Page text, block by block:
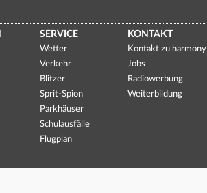
SERVICE
Wetter
Verkehr
Blitzer
Sprit-Spion
Parkhäuser
Schulausfälle
Flugplan
KONTAKT
Kontakt zu harmony
Jobs
Radiowerbung
Weiterbildung